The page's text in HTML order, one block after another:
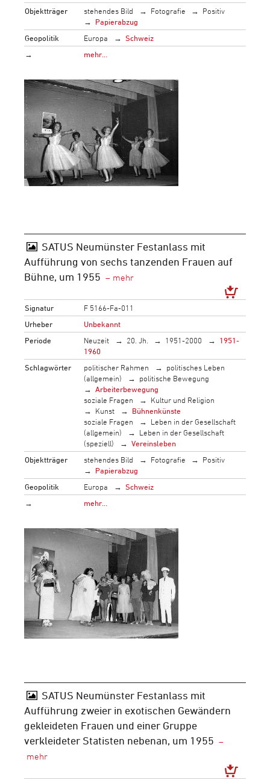
Objektträger
stehendes Bild Fotografie
Positiv
Papierabzug
Geopolitik
Europa
Schweiz
→
mehr…
SATUS Neumünster Festanlass mit
Aufführung von sechs tanzenden Frauen auf
Bühne, um 1955
Signatur
F 5166-Fa-011
Urheber
Unbekannt
Periode
Neuzeit 20. Jh. 1951-2000
1951-
1960
Schlagwörter
politischer Rahmen
politisches Leben
(allgemein)
politische Bewegung
Arbeiterbewegung
soziale Fragen
Kultur und Religion
Kunst
Bühnenkünste
soziale Fragen
Leben in der Gesellschaft
(allgemein)
Leben in der Gesellschaft
(speziell)
Vereinsleben
Objektträger
stehendes Bild Fotografie
Positiv
Papierabzug
Geopolitik
Europa
Schweiz
→
mehr…
SATUS Neumünster Festanlass mit
Aufführung zweier in exotischen Gewändern
gekleideten Frauen und einer Gruppe
verkleideter Statisten nebenan, um 1955